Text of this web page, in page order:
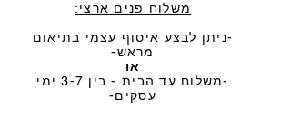
משלוח פנים ארצי:
-ניתן לבצע איסוף עצמי בתיאום
מראש-
או
-משלוח עד הבית - בין 3-7 ימי
עסקים-